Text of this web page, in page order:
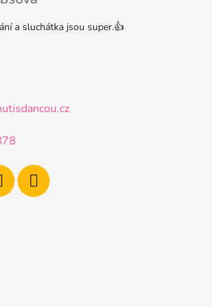
je 5 z 5 hvězdiček.
a sluchátka jsou super.👍